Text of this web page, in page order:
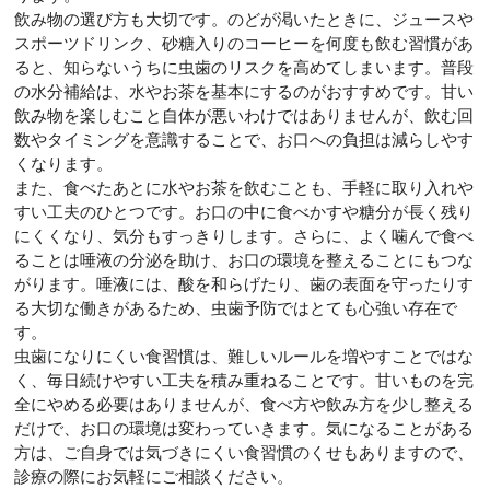
飲み物の選び方も大切です。のどが渇いたときに、ジュースや
スポーツドリンク、砂糖入りのコーヒーを何度も飲む習慣があ
ると、知らないうちに虫歯のリスクを高めてしまいます。普段
の水分補給は、水やお茶を基本にするのがおすすめです。甘い
飲み物を楽しむこと自体が悪いわけではありませんが、飲む回
数やタイミングを意識することで、お口への負担は減らしやす
くなります。
また、食べたあとに水やお茶を飲むことも、手軽に取り入れや
すい工夫のひとつです。お口の中に食べかすや糖分が長く残り
にくくなり、気分もすっきりします。さらに、よく噛んで食べ
ることは唾液の分泌を助け、お口の環境を整えることにもつな
がります。唾液には、酸を和らげたり、歯の表面を守ったりす
る大切な働きがあるため、虫歯予防ではとても心強い存在で
す。
虫歯になりにくい食習慣は、難しいルールを増やすことではな
く、毎日続けやすい工夫を積み重ねることです。甘いものを完
全にやめる必要はありませんが、食べ方や飲み方を少し整える
だけで、お口の環境は変わっていきます。気になることがある
方は、ご自身では気づきにくい食習慣のくせもありますので、
診療の際にお気軽にご相談ください。